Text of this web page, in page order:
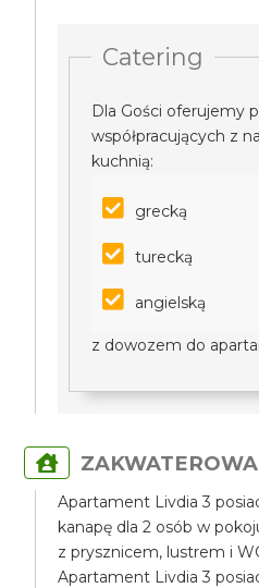
Catering
Dla Gości oferujemy
współpracujących z
kuchnią:
grecką
turecką
angielską
z dowozem do
Apartament Livdia 3
kanapę dla 2 osób w
z prysznicem, lustrem i
Apartament Livdia 3